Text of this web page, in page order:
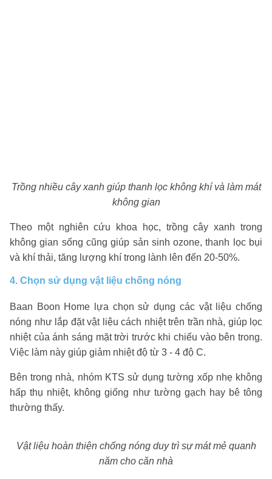
Trồng nhiều cây xanh giúp thanh lọc không khí và làm mát
không gian
Theo một nghiên cứu khoa học, trồng cây xanh trong
không gian sống cũng giúp sản sinh ozone, thanh lọc bụi
và khí thải, tăng lượng khí trong lành lên đến 20-50%.
4. Chọn sử dụng vật liệu chống nóng
Baan Boon Home lựa chọn sử dụng các vật liệu chống
nóng như lắp đặt vật liệu cách nhiệt trên trần nhà, giúp lọc
nhiệt của ánh sáng mặt trời trước khi chiếu vào bên trong.
Việc làm này giúp giảm nhiệt độ từ 3 - 4 độ C.
Bên trong nhà, nhóm KTS sử dụng tường xốp nhẹ không
hấp thụ nhiệt, không giống như tường gạch hay bê tông
thường thấy.
Vật liệu hoàn thiện chống nóng duy trì sự mát mẻ quanh
năm cho căn nhà